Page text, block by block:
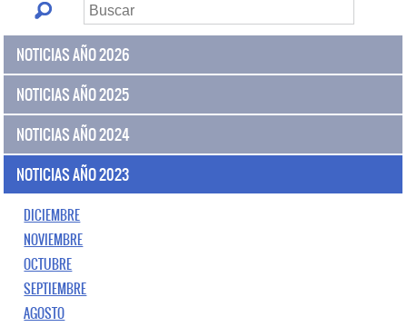
NOTICIAS AÑO 2026
NOTICIAS AÑO 2025
NOTICIAS AÑO 2024
NOTICIAS AÑO 2023
DICIEMBRE
NOVIEMBRE
OCTUBRE
SEPTIEMBRE
AGOSTO